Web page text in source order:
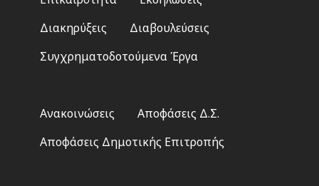
menu
Διακηρύξεις
Διαβουλεύσεις
Συγχρηματοδοτούμενα Έργα
2
Ανακοινώσεις
Αποφάσεις Δ.Σ.
Αποφάσεις Δημοτικής Επιτροπής